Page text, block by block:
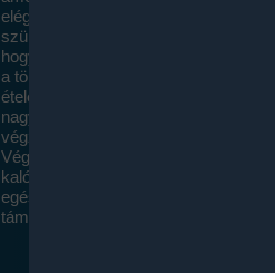
elég nagy fegyelemre és akaraterőre
szükség, de meglepődve fogod
hogy a kalóriaszámolás mennyire
a többi diétához képest. Itt nincsenek
ételek és a megengedett kalóriabevitelt
nagymértékben növelheted ha
végzel.
Végül, de nem utolsó sorban, a
kalóriaszámolás módszerét a legtöbb
egészségügyi szakorvos ajánlja és
támogatja.